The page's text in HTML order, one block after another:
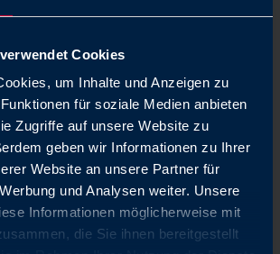
Cookies
um Inhalte und Anzeigen zu
für soziale Medien anbieten
Zugriffe auf unsere Website zu
geben wir Informationen zu Ihrer
Website an unsere Partner für
und Analysen weiter. Unsere
Informationen möglicherweise mit
die Sie ihnen bereitgestellt
Dichtungskonzept mit
Hygienevorteil